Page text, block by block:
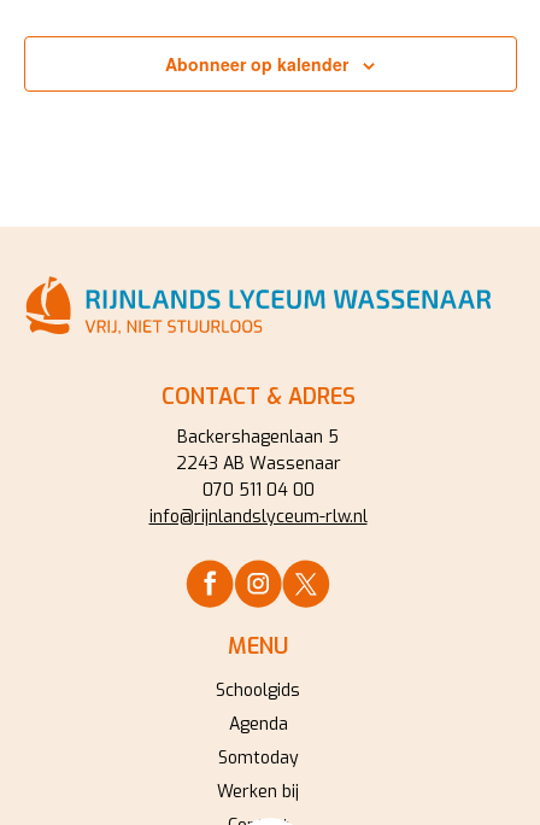
Abonneer op kalender
CONTACT & ADRES
Backershagenlaan 5
2243 AB Wassenaar
070 511 04 00
info@rijnlandslyceum-rlw.nl
MENU
Schoolgids
Agenda
Somtoday
Werken bij